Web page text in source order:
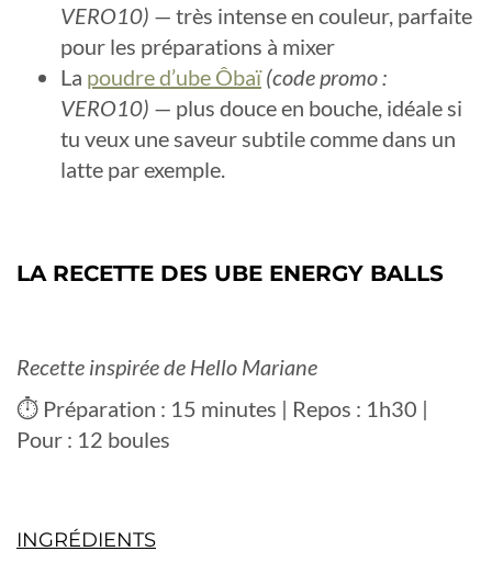
VERO10) — très intense en couleur, parfaite
pour les préparations à mixer
La poudre d’ube Ôbaï (code promo :
VERO10) — plus douce en bouche, idéale si
tu veux une saveur subtile comme dans un
latte par exemple.
LA RECETTE DES UBE ENERGY BALLS
Recette inspirée de Hello Mariane
⏱ Préparation : 15 minutes | Repos : 1h30 |
Pour : 12 boules
INGRÉDIENTS